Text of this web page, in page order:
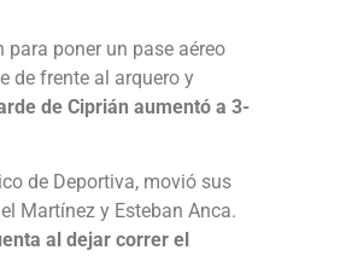
poner un pase aéreo
de frente al arquero y
de Ciprián aumentó a 3-
de Deportiva, movió sus
Martínez y Esteban Anca.
al dejar correr el